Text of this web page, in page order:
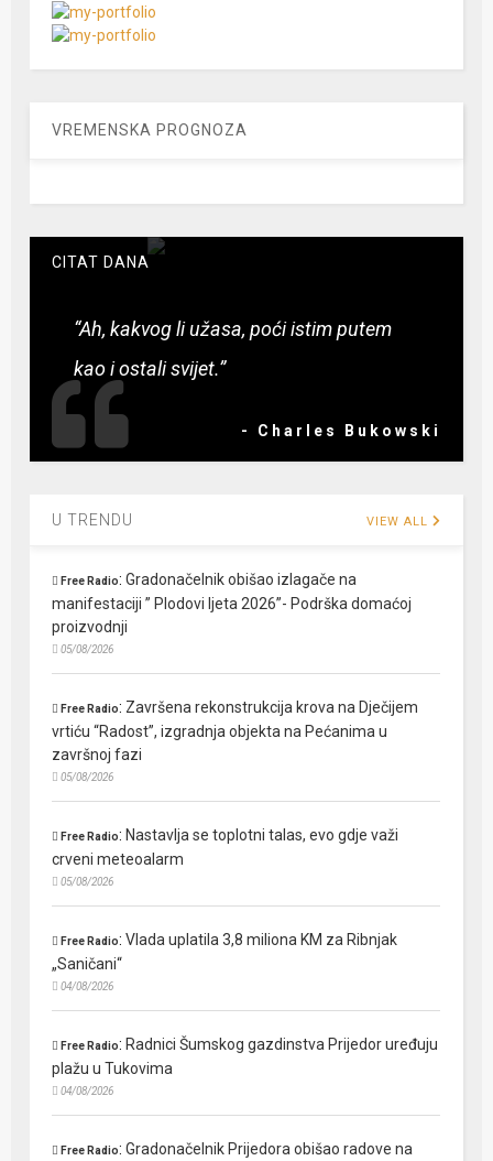
VREMENSKA PROGNOZA
CITAT DANA
“Ah, kakvog li užasa, poći istim putem
kao i ostali svijet.”
- Charles Bukowski
U TRENDU VIEW ALL
Free Radio:Gradonačelnik obišao izlagače na
manifestaciji ” Plodovi ljeta 2026”- Podrška domaćoj
proizvodnji
05/08/2026
Free Radio: Završena rekonstrukcija krova na Dječijem
vrtiću “Radost”, izgradnja objekta na Pećanima u
završnoj fazi
05/08/2026
Free Radio: Nastavlja se toplotni talas, evo gdje važi
crveni meteoalarm
05/08/2026
Free Radio:Vlada uplatila 3,8 miliona KM za Ribnjak
„Saničani“
04/08/2026
Free Radio: Radnici Šumskog gazdinstva Prijedor uređuju
plažu u Tukovima
04/08/2026
Free Radio:Gradonačelnik Prijedora obišao radove na